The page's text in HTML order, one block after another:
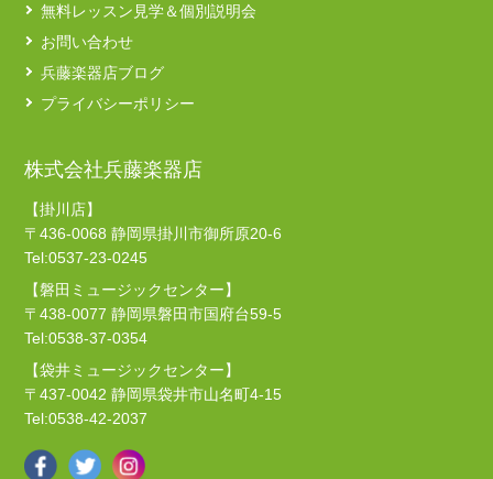
株式会社兵藤楽器店
【掛川店】
〒436-0068 静岡県掛川市御所原20-6
Tel:0537-23-0245
【磐田ミュージックセンター】
〒438-0077 静岡県磐田市国府台59-5
Tel:0538-37-0354
【袋井ミュージックセンター】
〒437-0042 静岡県袋井市山名町4-15
Tel:0538-42-2037
無料レッスン見学＆個別説明会
お問い合わせ
兵藤楽器店ブログ
プライバシーポリシー